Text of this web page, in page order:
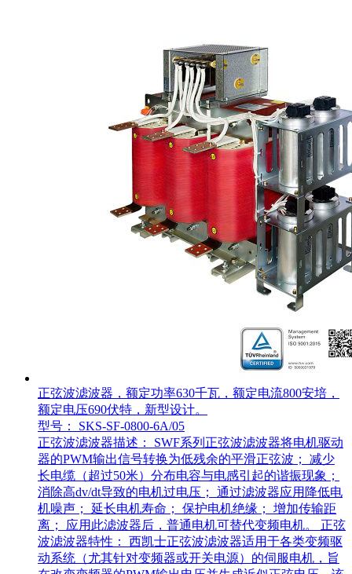
正弦波滤波器，额定功率630千瓦，额定电流800安培，
额定电压690伏特，新型设计。
型号： SKS-SF-0800-6A/05
正弦波滤波器描述： SWF系列正弦波滤波器将电机驱动
器的PWM输出信号转换为低残余的平滑正弦波； 减少
长电缆（超过50米）分布电容与电感引起的谐振现象；
消除高dv/dt导致的电机过电压； 通过滤波器应用降低电
机噪声； 延长电机寿命； 保护电机绝缘； 增加传输距
离； 应用此滤波器后，普通电机可替代变频电机。 正弦
波滤波器特性： 西凯士正弦波滤波器适用于各类变频驱
动系统（尤其针对变频器或开关电源）的伺服电机，旨